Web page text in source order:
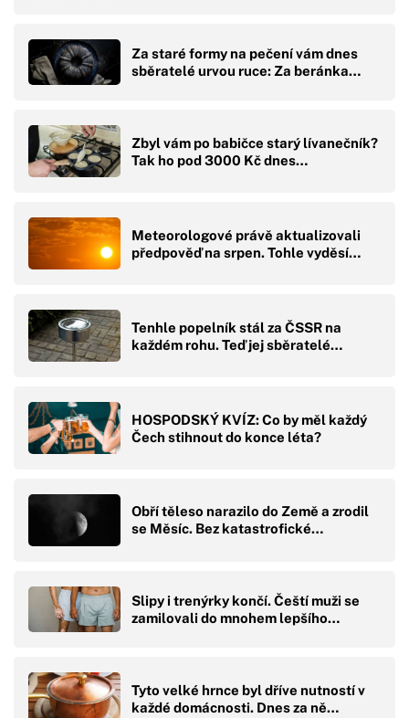
Za staré formy na pečení vám dnes
sběratelé urvou ruce: Za beránka…
Zbyl vám po babičce starý lívanečník?
Tak ho pod 3000 Kč dnes…
Meteorologové právě aktualizovali
předpověď na srpen. Tohle vyděsí…
Tenhle popelník stál za ČSSR na
každém rohu. Teď jej sběratelé…
HOSPODSKÝ KVÍZ: Co by měl každý
Čech stihnout do konce léta?
Obří těleso narazilo do Země a zrodil
se Měsíc. Bez katastrofické…
Slipy i trenýrky končí. Čeští muži se
zamilovali do mnohem lepšího…
Tyto velké hrnce byl dříve nutností v
každé domácnosti. Dnes za ně…